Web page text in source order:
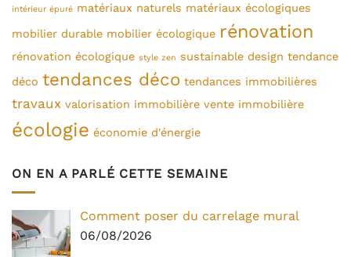
intérieur épuré matériaux naturels matériaux écologiques
mobilier durable mobilier écologique rénovation
rénovation écologique style zen sustainable design tendance
déco tendances déco tendances immobilières
travaux valorisation immobilière vente immobilière
écologie économie d'énergie
ON EN A PARLÉ CETTE SEMAINE
Comment poser du carrelage mural
06/08/2026